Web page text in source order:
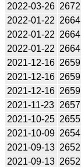
2022-03-26 2672
2022-01-22 2664
2022-01-22 2664
2022-01-22 2664
2021-12-16 2659
2021-12-16 2659
2021-12-16 2659
2021-11-23 2657
2021-10-25 2655
2021-10-09 2654
2021-09-13 2652
2021-09-13 2652